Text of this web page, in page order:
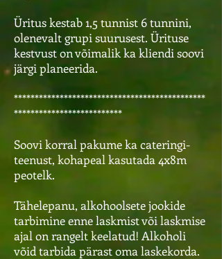
Üritus kestab 1,5 tunnist 6 tunnini,
olenevalt grupi suurusest. Ürituse
kestvust on võimalik ka kliendi soovi
järgi planeerida.
**********************************************
**************************
Soovi korral pakume ka cateringi-
teenust, kohapeal kasutada 4x8m
peotelk.
Tähelepanu, alkohoolsete jookide
tarbimine enne laskmist või laskmise
ajal on rangelt keelatud! Alkoholi
võid tarbida pärast oma laskekorda.